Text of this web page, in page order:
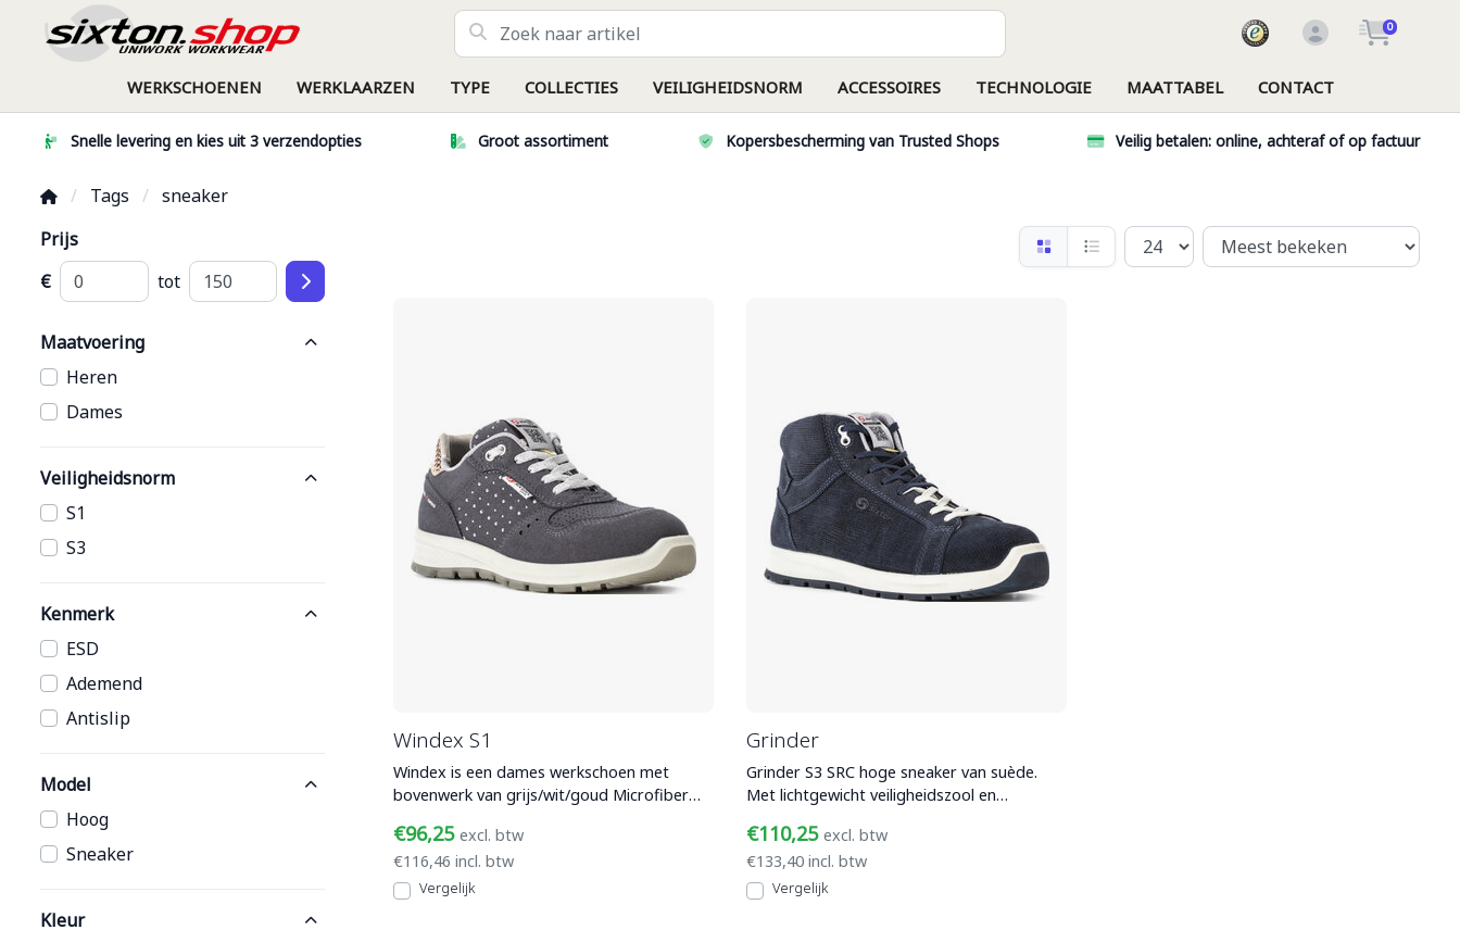
0
WERKSCHOENEN WERKLAARZEN TYPE COLLECTIES VEILIGHEIDSNORM ACCESSOIRES TECHNOLOGIE MAATTABEL CONTACT
Snelle levering en kies uit 3 verzendopties Groot assortiment Kopersbescherming van Trusted Shops Veilig betalen: online, achteraf of op factuur
Tags
sneaker
Prijs
€
tot
Maatvoering
Heren
Dames
Veiligheidsnorm
S1
S3
Kenmerk
ESD
Ademend
Antislip
Model
Hoog
Sneaker
Kleur
Windex S1
Windex is een dames werkschoen met
bovenwerk van grijs/wit/goud Microfiber
€96,25 excl. btw
€116,46 incl. btw
Vergelijk
Grinder
Grinder S3 SRC hoge sneaker van suède.
Met lichtgewicht veiligheidszool en
€110,25 excl. btw
€133,40 incl. btw
Vergelijk